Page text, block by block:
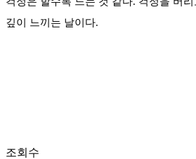
깊이 느끼는 날이다.
조회수